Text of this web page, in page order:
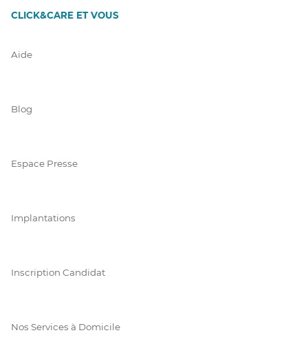
CLICK&CARE ET VOUS
Aide
Blog
Espace Presse
Implantations
Inscription Candidat
Nos Services à Domicile